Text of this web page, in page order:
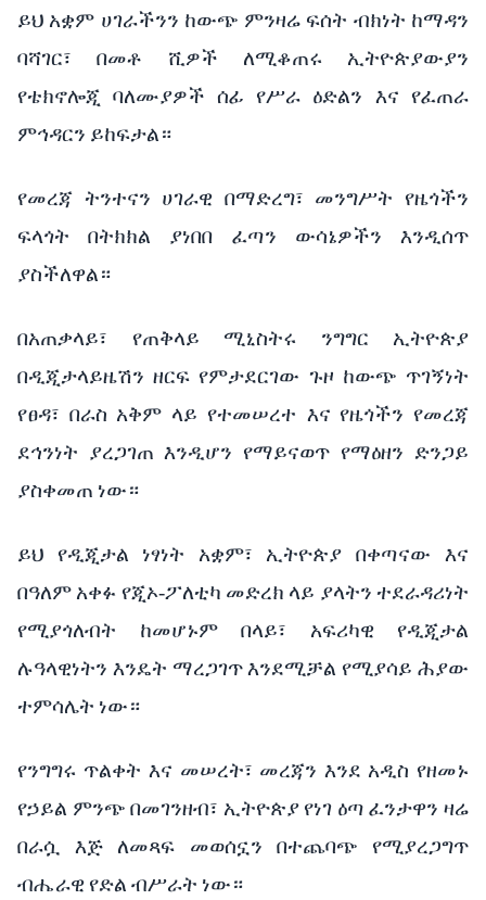
ይህ አቋም ሀገራችንን ከውጭ ምንዛሬ ፍሰት ብክነት ከማዳን
ባሻገር፣
በመቶ ሺዎች ለሚቆጠሩ
ኢትዮጵያውያን
የቴክኖሎጂ ባለሙያዎች ሰፊ የሥራ ዕድልን እና
የፈጠራ
ምኅዳርን ይከፍታል።
የመረጃ ትንተናን ሀገራዊ በማድረግ፣ መንግሥት
የዜጎችን
ፍላጎት
በትክክል ያነበበ ፈጣን ውሳኔዎችን
እንዲሰጥ
ያስችለዋል።
በአጠቃላይ፣ የጠቅላይ ሚኒስትሩ ንግግር
ኢትዮጵያ
በዲጂታላይዜሽን ዘርፍ የምታደርገው ጉዞ ከውጭ ጥገኝነት
የፀዳ፣ በራስ አቅም ላይ የተመሠረተ እና የዜጎችን የመረጃ
ደኅንነት ያረጋገጠ እንዲሆን የማይናወጥ የማዕዘን ድንጋይ
ያስቀመጠ ነው።
ይህ የዲጂታል ነፃነት አቋም፣ ኢትዮጵያ
በቀጣናው እና
በዓለም አቀፉ የጂኦ-ፖለቲካ መድረክ ላይ ያላትን ተደራዳሪነት
የሚያጎለብት
ከመሆኑም በላይ፣ አፍሪካዊ
የዲጂታል
ሉዓላዊነትን እንዴት ማረጋገጥ እንደሚቻል የሚያሳይ ሕያው
ተምሳሌት ነው።
የንግግሩ ጥልቀት እና መሠረት፣ መረጃን እንደ አዲስ የዘመኑ
የኃይል ምንጭ በመገንዘብ፣ ኢትዮጵያ የነገ ዕጣ ፈንታዋን ዛሬ
በራሷ
እጅ ለመጻፍ መወሰኗን በተጨባጭ
የሚያረጋግጥ
ብሔራዊ የድል ብሥራት ነው።